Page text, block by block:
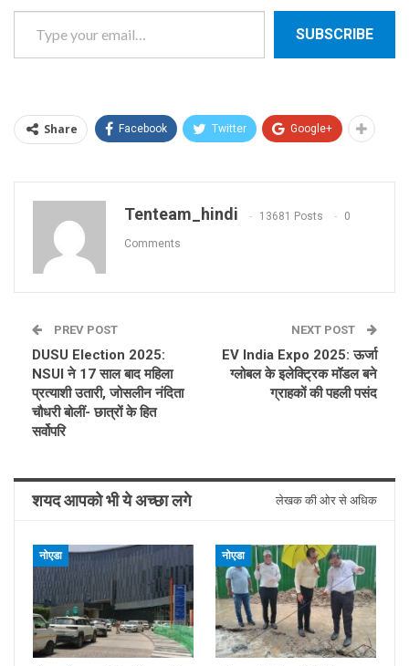
Type your email…
SUBSCRIBE
Share Facebook Twitter Google+
Tenteam_hindi 13681 Posts 0
Comments
PREV POST
DUSU Election 2025:
NSUI ने 17 साल बाद महिला
प्रत्याशी उतारी, जोसलीन नंदिता
चौधरी बोलीं- छात्रों के हित
सर्वोपरि
NEXT POST
EV India Expo 2025: ऊर्जा
ग्लोबल के इलेक्ट्रिक मॉडल बने
ग्राहकों की पहली पसंद
शयद आपको भी ये अच्छा लगे लेखक की ओर से अधिक
नोएडा नोएडा